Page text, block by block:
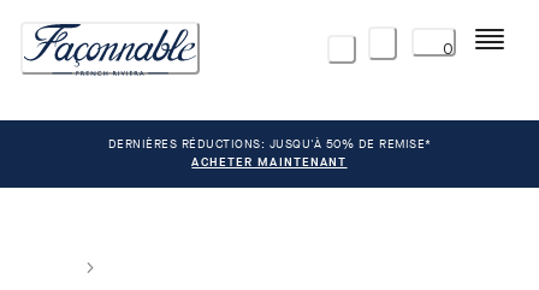
0 Menu
DERNIÈRES RÉDUCTIONS: JUSQU'À 50% DE REMISE*
ACHETER MAINTENANT